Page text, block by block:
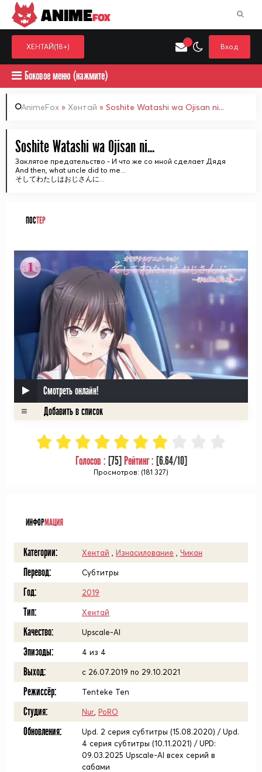
Выберите одну категорию для поиска
ANIMEFOX
ХЕНТАЙ(18+) Вход
Боковое меню (нажмите)
AnimeFox » Хентай » Soshite Watashi wa Ojisan ni...
Soshite Watashi wa Ojisan ni...
Заклятое предательство - И что же со мной сделает Дядя
And then, what uncle did to me...
そしてわたしはおじさんに...
ПОСТЕР
Смотреть онлайн!
Голосов : [75] Рейтинг : [6.64/10]
Просмотров: (181 327)
ИНФОРМАЦИЯ
Категории: Хентай Изнасилование Чикан
Перевод: Субтитры
Год: 2019
Тип: Хентай
Качество: Upscale-AI
Эпизоды: 4 из 4
Выход: с 26.07.2019 по 29.10.2021
Режиссёр: Tenteke Ten
Студия: Nur PoRO
Обновления:
Upd. 2 серия субтитры (15.08.2020) / Upd.
4 серия субтитры (10.11.2021) / UPD:
09.03.2025 Upscale-AI всех серий в
сабами